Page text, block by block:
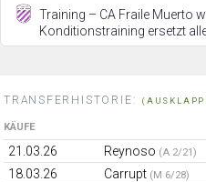
Training – CA Fraile Muerto
Konditionstraining ersetzt
TRANSFERHISTORIE:
KÄUFE
21.03.26 Reynoso (A 2/21)
18.03.26
Carrupt (M 6/28)